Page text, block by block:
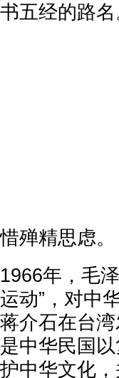
书五经的路名
惜殚精思虑。
1966年，毛
运动”，对中
蒋介石在台
是中华民国
护中华文化